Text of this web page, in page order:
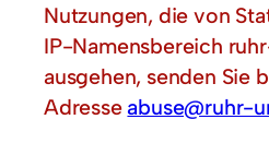
Nutzungen, die von
IP-Namensbereich
ausgehen, senden Sie
Adresseabuse@ruhr-